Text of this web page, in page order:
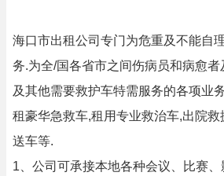
海口市出租公司专门为危重及不能自
务.为全/国各省市之间伤病员和病愈者
及其他需要救护车特需服务的各项业
租豪华急救车,租用专业救治车,出院
送车等.
1、公司可承接本地各种会议、比赛